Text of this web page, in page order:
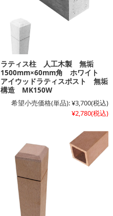
ラティス柱 人工木製 無垢
1500mm×60mm角 ホワイト
アイウッドラティスポスト 無垢
構造 MK150W
希望小売価格(単品):¥3,700(税込)
¥2,780(税込)